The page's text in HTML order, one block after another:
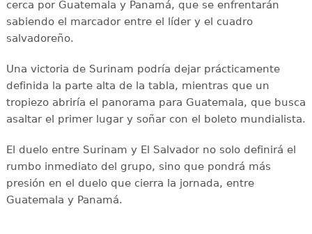
cerca por Guatemala y Panamá, que se enfrentarán
sabiendo el marcador entre el líder y el cuadro
salvadoreño.
Una victoria de Surinam podría dejar prácticamente
definida la parte alta de la tabla, mientras que un
tropiezo abriría el panorama para Guatemala, que busca
asaltar el primer lugar y soñar con el boleto mundialista.
El duelo entre Surinam y El Salvador no solo definirá el
rumbo inmediato del grupo, sino que pondrá más
presión en el duelo que cierra la jornada, entre
Guatemala y Panamá.